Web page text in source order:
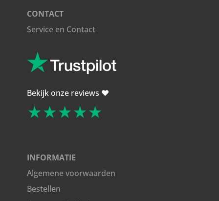
CONTACT
Service en Contact
Bekijk onze reviews ❤️
★★★★★
INFORMATIE
Algemene voorwaarden
Bestellen